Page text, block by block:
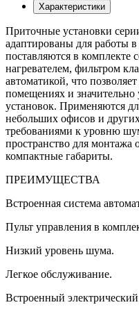
Характеристики
Приточные установки
адаптированы для работы
поставляются в комплекте
нагревателем, фильтром
автоматикой, что
помещениях и
установок. Применяются
небольших офисов и
требованиями к уровню
пространство для монтажа
компактные габариты.
ПРЕИМУЩЕСТВА
Встроенная система
Пульт управления в
Низкий уровень шума.
Легкое обслуживание.
Встроенный электрический